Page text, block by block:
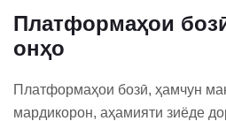
Платформаҳои
онҳо
Платформаҳои бозӣ, ҳамчун
мардикорон, аҳамияти зиёде